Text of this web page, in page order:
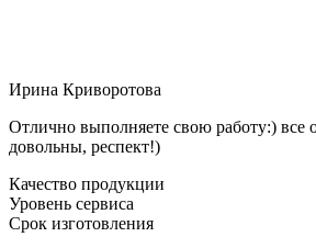
Ирина Криворотова
Отлично выполняете свою работу:) все
довольны, респект!)
Качество продукции
Уровень сервиса
Срок изготовления